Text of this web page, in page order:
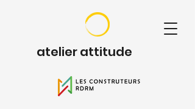
atelier attitude